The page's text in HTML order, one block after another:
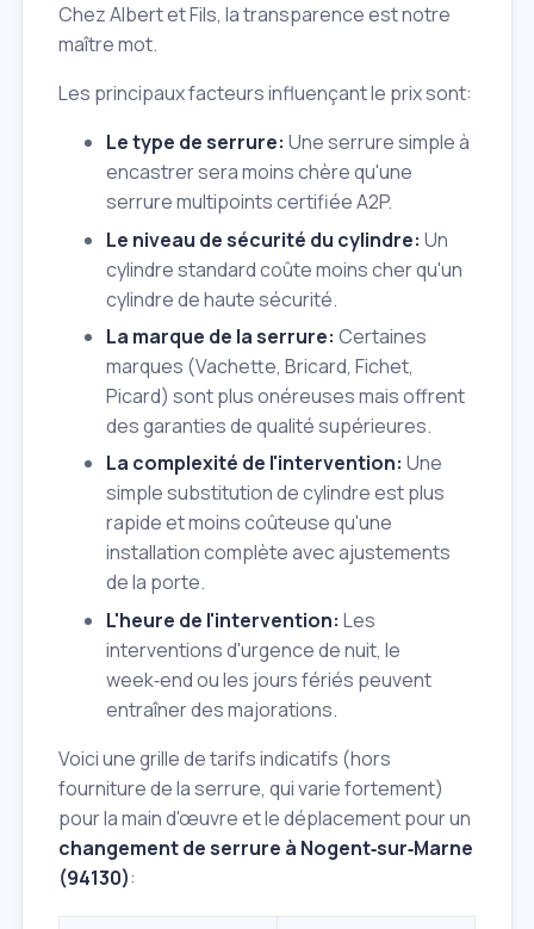
Chez Albert et Fils, la transparence est notre
maître mot.
Les principaux facteurs influençant le prix sont:
Le type de serrure: Une serrure simple à
encastrer sera moins chère qu'une
serrure multipoints certifiée A2P.
Le niveau de sécurité du cylindre: Un
cylindre standard coûte moins cher qu'un
cylindre de haute sécurité.
La marque de la serrure: Certaines
marques (Vachette, Bricard, Fichet,
Picard) sont plus onéreuses mais offrent
des garanties de qualité supérieures.
La complexité de l'intervention: Une
simple substitution de cylindre est plus
rapide et moins coûteuse qu'une
installation complète avec ajustements
de la porte.
L'heure de l'intervention: Les
interventions d'urgence de nuit, le
week‑end ou les jours fériés peuvent
entraîner des majorations.
Voici une grille de tarifs indicatifs (hors
fourniture de la serrure, qui varie fortement)
pour la main d'œuvre et le déplacement pour un
changement de serrure à Nogent‑sur‑Marne
(94130):